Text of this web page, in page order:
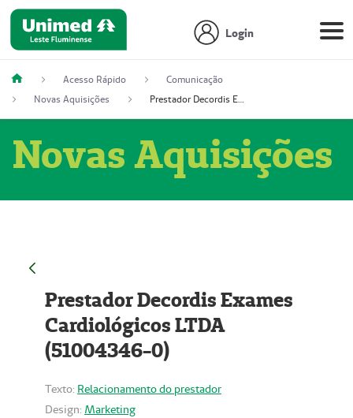
Login
Acesso Rápido
Comunicação
Novas Aquisições
Prestador Decordis Exames Cardiológicos LTDA (51004346-0)
Novas Aquisições
Prestador Decordis Exames
Cardiológicos LTDA
(51004346-0)
Texto: Relacionamento do prestador
Design: Marketing